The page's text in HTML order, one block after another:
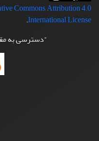
Commons Attribution 4.0
International License
.
"دسترسی به